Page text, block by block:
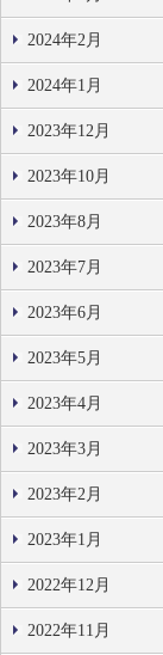
2024年2月
2024年1月
2023年12月
2023年10月
2023年8月
2023年7月
2023年6月
2023年5月
2023年4月
2023年3月
2023年2月
2023年1月
2022年12月
2022年11月